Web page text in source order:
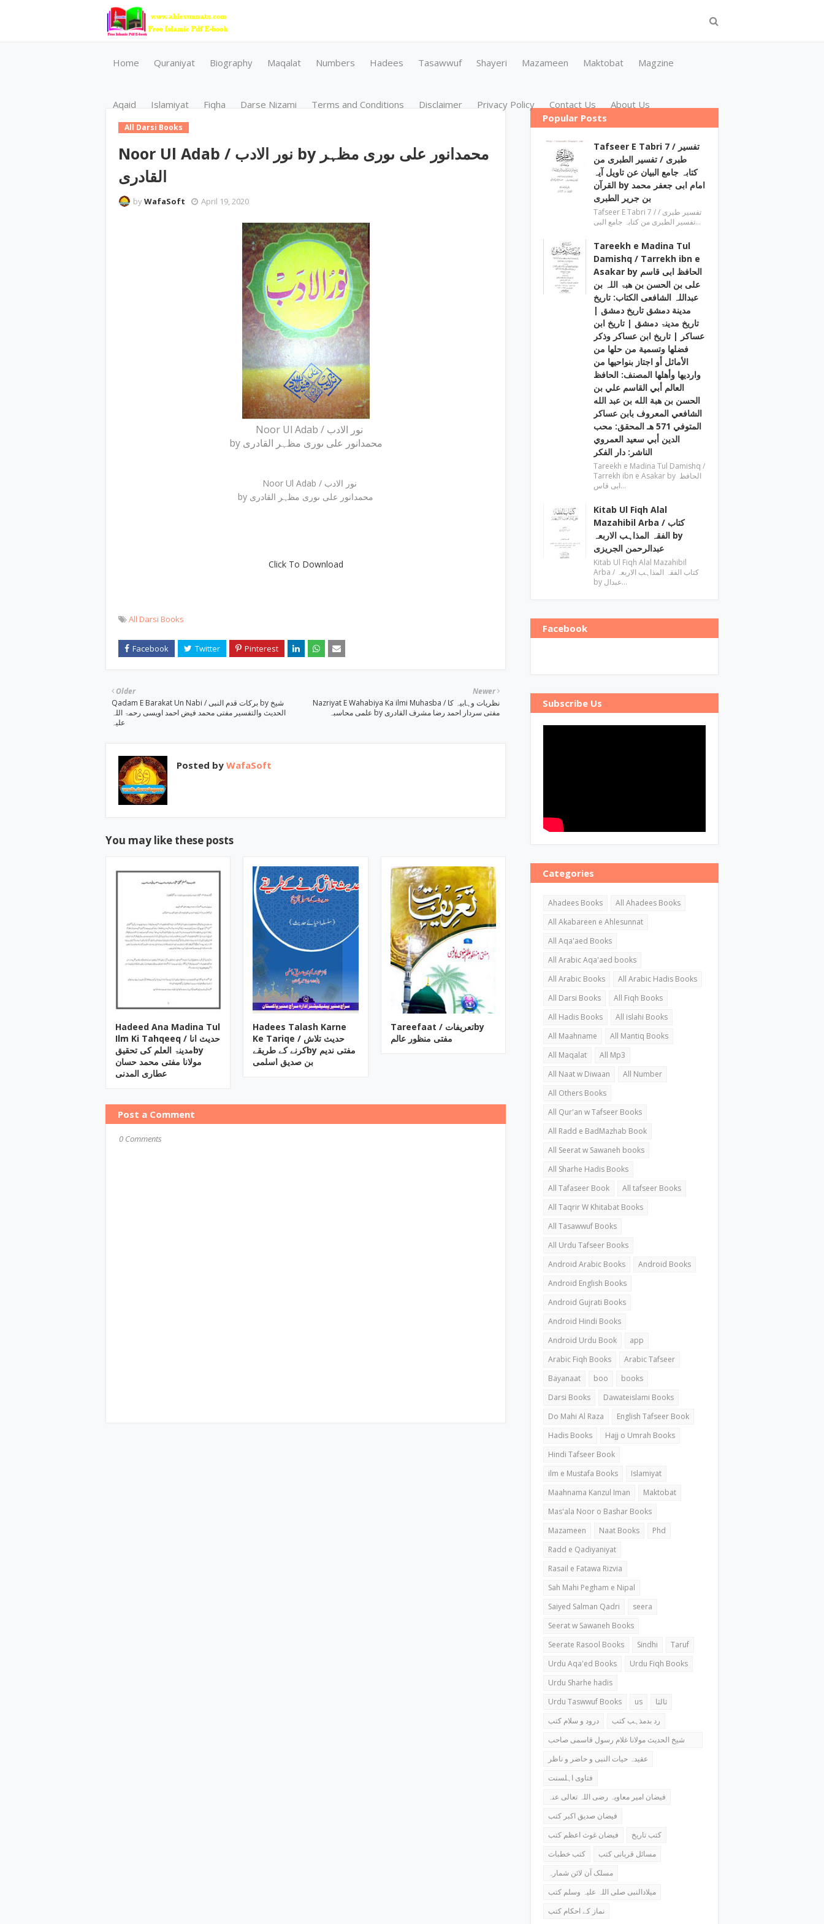
Home Quraniyat Biography Maqalat Numbers Hadees Tasawwuf Shayeri Mazameen Maktobat Magzine
Aqaid Islamiyat Fiqha Darse Nizami Terms and Conditions Disclaimer Privacy Policy Contact Us About Us
All Darsi Books
Noor Ul Adab / نور الادب by محمدانور علی ںوری مظہر
القادری
byWafaSoft April 19, 2020
Noor Ul Adab / نور الادب
by محمدانور علی ںوری مظہر القادری
Noor Ul Adab / نور الادب
by محمدانور علی ںوری مظہر القادری
Click To Download
All Darsi Books
Newer
Nazriyat E Wahabiya Ka ilmi Muhasba / نظریات وہابیہ کا
علمی محاسبہ by مفتی سردار احمد رضا مشرف القادری
Older
Qadam E Barakat Un Nabi / برکات قدم النبی by شیخ
الحدیث والتفسیر مفتی محمد فیض احمد اویسی رحمۃ اللہ
علیہ
Posted by WafaSoft
You may like these posts
Hadeed Ana Madina Tul
Ilm Ki Tahqeeq / حدیث انا
مدینۃ العلم کی تحقیقby
مولانا مفتی محمد حسان
عطاری المدنی
Hadees Talash Karne
Ke Tariqe / حدیث تلاش
کرنے کے طریقےby مفتی ندیم
بن صدیق اسلمی
Tareefaat / تعریفاتby
مفتی منظور عالم
Post a Comment
0 Comments
Popular Posts
Tafseer E Tabri 7 / تفسیر
طبری / تفسیر الطبری من
کتابہ جامع البیان عن تاویل آیہ
القرآن by امام ابی جعفر محمد
بن جریر الطبری
Tafseer E Tabri 7 / تفسیر طبری /
تفسیر الطبری من کتابہ جامع البی…
Tareekh e Madina Tul
Damishq / Tarrekh ibn e
Asakar by الحافظ ابی قاسم
علی بن الحسن بن ھبۃ اللہ بن
عبداللہ الشافعی الكتاب: تاريخ
مدينة دمشق تاريخ دمشق |
تاریخ مدینۃ دمشق | تاریخ ابن
عساکر | تاريخ ابن عساكر وذكر
فضلها وتسمية من حلها من
الأماثل أو اجتاز بنواحيها من
وارديها وأهلها المصنف: الحافظ
العالم أبي القاسم علي بن
الحسن بن هبة الله بن عبد الله
الشافعي المعروف بابن عساكر
المتوفي 571 هـ المحقق: محب
الدين أبي سعيد العمروي
الناشر: دار الفكر
Tareekh e Madina Tul Damishq /
Tarrekh ibn e Asakar by الحافظ
ابی قاس…
Kitab Ul Fiqh Alal
Mazahibil Arba / کتاب
الفقہ المذاہب الاربعہ by
عبدالرحمن الجریزی
Kitab Ul Fiqh Alal Mazahibil
Arba / کتاب الفقہ المذاہب الاربعہ
by عبدال…
Facebook
Subscribe Us
Categories
Ahadees Books
All Ahadees Books
All Akabareen e Ahlesunnat
All Aqa'aed Books
All Arabic Aqa'aed books
All Arabic Books
All Arabic Hadis Books
All Darsi Books
All Fiqh Books
All Hadis Books
All islahi Books
All Maahname
All Mantiq Books
All Maqalat
All Mp3
All Naat w Diwaan
All Number
All Others Books
All Qur'an w Tafseer Books
All Radd e BadMazhab Book
All Seerat w Sawaneh books
All Sharhe Hadis Books
All Tafaseer Book
All tafseer Books
All Taqrir W Khitabat Books
All Tasawwuf Books
All Urdu Tafseer Books
Android Arabic Books
Android Books
Android English Books
Android Gujrati Books
Android Hindi Books
Android Urdu Book
app
Arabic Fiqh Books
Arabic Tafseer
Bayanaat
boo
books
Darsi Books
Dawateislami Books
Do Mahi Al Raza
English Tafseer Book
Hadis Books
Hajj o Umrah Books
Hindi Tafseer Book
ilm e Mustafa Books
Islamiyat
Maahnama Kanzul Iman
Maktobat
Mas'ala Noor o Bashar Books
Mazameen
Naat Books
Phd
Radd e Qadiyaniyat
Rasail e Fatawa Rizvia
Sah Mahi Pegham e Nipal
Saiyed Salman Qadri
seera
Seerat w Sawaneh Books
Seerate Rasool Books
Sindhi
Taruf
Urdu Aqa'ed Books
Urdu Fiqh Books
Urdu Sharhe hadis
Urdu Taswwuf Books
us
ثالثا
درود و سلام کتب
رد بدمذہب کتب
شیخ الحدیث مولانا غلام رسول قاسمی صاحب
کتب
عقیدہ حیات النبی و حاضر و ناظر
فتاوی اہلسنت
فیضان امیر معاویہ رضی اللہ تعالی عنہ
فیضان صدیق اکبر کتب
فیضان غوث اعظم کتب
کتب تاریخ
کتب خطبات
مسائل قربانی کتب
مسلک آن لائن شمارہ
میلادالنبی صلی اللہ علیہ وسلم کتب
نماز کے احکام کتب